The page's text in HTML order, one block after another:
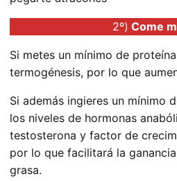
2º) Come
Si metes un mínimo de
termogénesis, por lo que
Si además ingieres un mínimo
los niveles de hormonas
testosterona y factor de
por lo que facilitará la
grasa.